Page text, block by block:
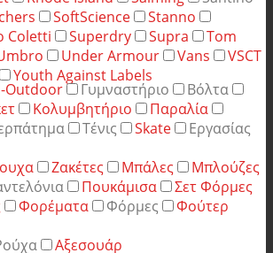
SoftScience
Stanno
Coletti Superdry Supra
Tom
Under Armour Vans
VSCT
Youth Against Labels
Outdoor Γυμναστήριο
Βόλτα
Κολυμβητήριο
Παραλία
Τένις Skate
Εργασίας
Ζακέτες Μπάλες
Μπλούζες
Πουκάμισα
Σετ Φόρμες
Φορέματα Φόρμες
Φούτερ
Αξεσουάρ